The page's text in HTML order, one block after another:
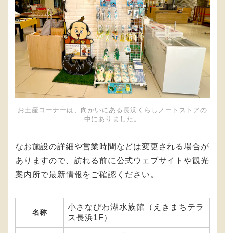
お土産コーナーは、向かいにある長浜くらしノートストアの
中にありました。
なお施設の詳細や営業時間などは変更される場合が
ありますので、訪れる前に公式ウェブサイトや観光
案内所で最新情報をご確認ください。
名称
小さなびわ湖水族館（えきまちテラ
ス長浜1F）